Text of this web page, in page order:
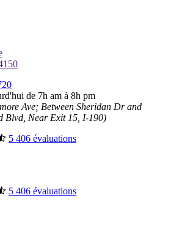
de 7h am à 8h pm
Ave; Between Sheridan Dr and
Blvd, Near Exit 15, I-190)
5 406 évaluations
5 406 évaluations